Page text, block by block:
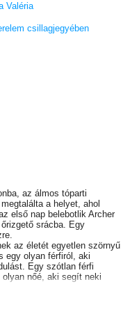
Valéria
csillagjegyében
az álmos tóparti
a helyet, ahol
első nap belebotlik Archer
srácba. Egy
az életét egyetlen szörnyű
egy olyan férfiról, aki
Egy szótlan férfi
nőé, aki segít neki
a szerelem mindent elsöprő